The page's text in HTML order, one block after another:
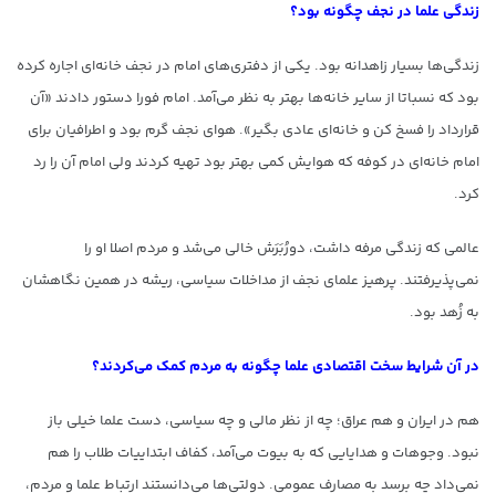
زندگی علما در نجف چگونه بود؟
زندگی‌ها بسیار زاهدانه بود. یکی از دفتری‌های امام در نجف خانه‌ای اجاره کرده
بود که نسباتا از سایر خانه‌ها بهتر به نظر می‌آمد. امام فورا دستور دادند «آن
قرارداد را فسخ کن و خانه‌ای عادی بگیر». هوای نجف گرم بود و اطرافیان برای
امام خانه‌ای در کوفه که هوایش کمی بهتر بود تهیه کردند ولی امام آن را رد
کرد.
عالمی که زندگی مرفه داشت، دورُبَرَش خالی می‌شد و مردم اصلا او را
نمی‌پذیرفتند. پرهیز علمای نجف از مداخلات سیاسی، ریشه در همین نگاهشان
به زُهد بود.
در آن شرایط سخت اقتصادی علما چگونه به مردم کمک می‌کردند؟
هم در ایران و هم عراق؛ چه از نظر مالی و چه سیاسی، دست علما خیلی باز
نبود. وجوهات و هدایایی که به بیوت می‌آمد، کفاف ابتداییات طلاب را هم
نمی‌داد چه برسد به مصارف عمومی. دولتی‌ها می‌دانستند ارتباط علما و مردم،